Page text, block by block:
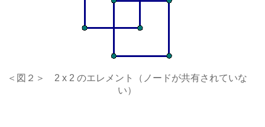
＜図２＞ 2 x 2 のエレメント（ノードが共有されていな
い）